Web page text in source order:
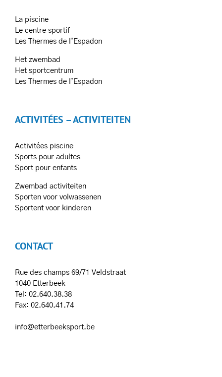
La piscine
Le centre sportif
Les Thermes de l’Espadon
Het zwembad
Het sportcentrum
Les Thermes de l’Espadon
ACTIVITÉES – ACTIVITEITEN
Activitées piscine
Sports pour adultes
Sport pour enfants
Zwembad activiteiten
Sporten voor volwassenen
Sportent voor kinderen
CONTACT
Rue des champs 69/71 Veldstraat
1040 Etterbeek
Tel: 02.640.38.38
Fax: 02.640.41.74
info@etterbeeksport.be